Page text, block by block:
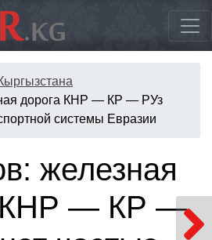
дорога КНР — КР — РУз
системы Евразии
железная
КНР — КР —